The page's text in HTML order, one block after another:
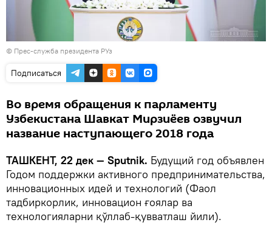
© Прес-служба президента РУз
Подписаться
Во время обращения к парламенту
Узбекистана Шавкат Мирзиёев озвучил
название наступающего 2018 года
ТАШКЕНТ, 22 дек — Sputnik. Будущий год объявлен
Годом поддержки активного предпринимательства,
инновационных идей и технологий (Фаол
тадбиркорлик, инновацион ғоялар ва
технологияларни қўллаб-қувватлаш йили).